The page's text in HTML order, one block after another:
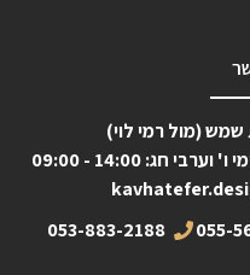
שמש (מול רמי לוי)
ו' וערבי חג: 14:00 - 09:00
055-
053-883-2188